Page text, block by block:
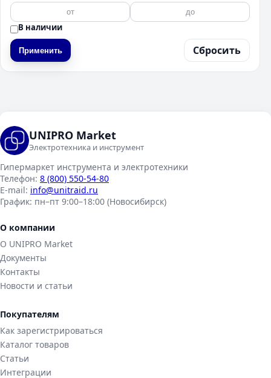
В наличии
Применить Сбросить
UNIPRO Market
Электротехника и инструмент
Гипермаркет инструмента и электротехники
Телефон: 8 (800) 550-54-80
E-mail: info@unitraid.ru
График: пн–пт 9:00–18:00 (Новосибирск)
О компании
О UNIPRO Market
Документы
Контакты
Новости и статьи
Покупателям
Как зарегистрироваться
Каталог товаров
Статьи
Интеграции